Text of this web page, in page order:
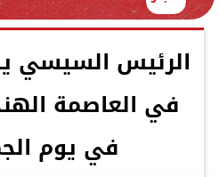
الرئيس السيسي
في العاصمة
في يوم